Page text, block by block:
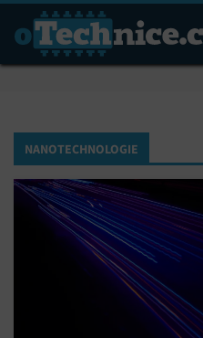
NANOTECHNOLOGIE